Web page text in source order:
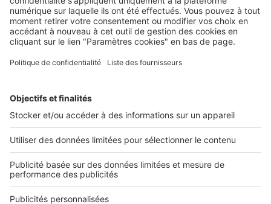
Image
Juridique
Quelles sont les règles en matière
d’aménagement des espaces de
Rechercher une annonce par sa référence ?